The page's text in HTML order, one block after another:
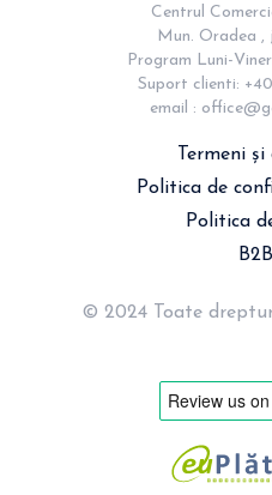
Centrul
Mun. Oradea ,
Program Luni-
Suport clienti:
email :
Termeni
Politica de
Politica
B2B
© 2024 Toate